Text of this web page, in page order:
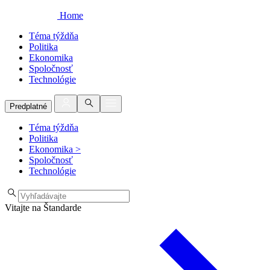
Home
Téma týždňa
Politika
Ekonomika
Spoločnosť
Technológie
Predplatné
Téma týždňa
Politika
Ekonomika >
Spoločnosť
Technológie
Vitajte na Štandarde